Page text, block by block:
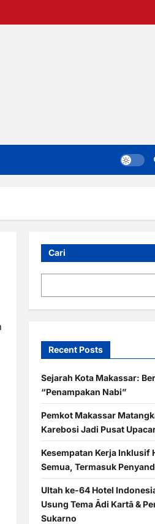
Cari
Recent Posts
Sejarah Kota Makassar:
“Penampakan Nabi”
Pemkot Makassar
Karebosi Jadi Pusat
Kesempatan Kerja Inklusif
Semua, Termasuk
Ultah ke-64 Hotel
Usung Tema Ādi Kartā &
Sukarno